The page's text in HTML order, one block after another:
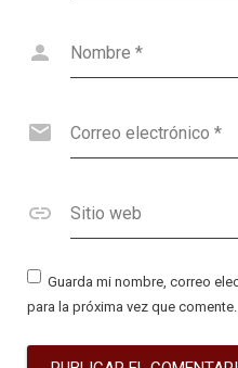
Nombre *
Correo electrónico *
Sitio web
Guarda mi nombre, correo
para la próxima vez que comente.